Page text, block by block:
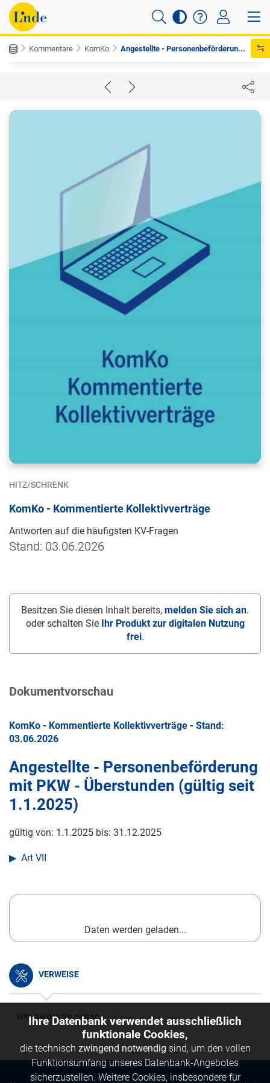
Kommentare KomKo Angestellte - Personenbeförderun...
HITZ/SCHRENK
KomKo - Kommentierte Kollektivverträge
Antworten auf die häufigsten KV-Fragen
Stand: 03.06.2026
Besitzen Sie diesen Inhalt bereits, melden Sie sich an.
oder schalten Sie
Ihr Produkt zur digitalen Nutzung
frei.
Dokumentvorschau
KomKo - Kommentierte Kollektivverträge - Stand:
03.06.2026
Angestellte - Personenbeförderung
mit PKW - Überstunden (gültig seit
1.1.2025)
gültig von: 1.1.2025 bis: 31.12.2025
Art VII
Daten werden geladen...
VERWEISE
Bitte melden Sie sich an.
Ihre Datenbank verwendet ausschließlich
funktionale Cookies,
die technisch zwingend notwendig sind, um den vollen
Funktionsumfang unseres Datenbank-Angebotes
sicherzustellen. Weitere Cookies, insbesondere für